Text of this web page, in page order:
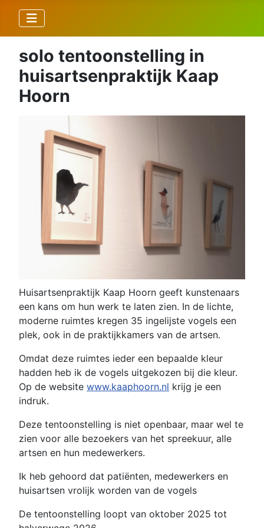
solo tentoonstelling in
huisartsenpraktijk Kaap
Hoorn
Huisartsenpraktijk Kaap Hoorn geeft kunstenaars
een kans om hun werk te laten zien. In de lichte,
moderne ruimtes kregen 35 ingelijste vogels een
plek, ook in de praktijkkamers van de artsen.
Omdat deze ruimtes ieder een bepaalde kleur
hadden heb ik de vogels uitgekozen bij die kleur.
Op de website www.kaaphoorn.nl krijg je een
indruk.
Deze tentoonstelling is niet openbaar, maar wel te
zien voor alle bezoekers van het spreekuur, alle
artsen en hun medewerkers.
Ik heb gehoord dat patiënten, medewerkers en
huisartsen vrolijk worden van de vogels
De tentoonstelling loopt van oktober 2025 tot